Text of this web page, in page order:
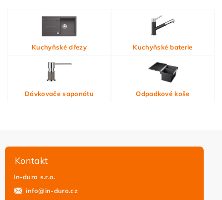
Vložením hodnocení souhlasíte s
podmínkami ochrany
osobních údajů
Kuchyňské dřezy Kuchyňské baterie
Dávkovače saponátu Odpadkové koše
Kontakt
In-duro s.r.o.
info@in-duro.cz